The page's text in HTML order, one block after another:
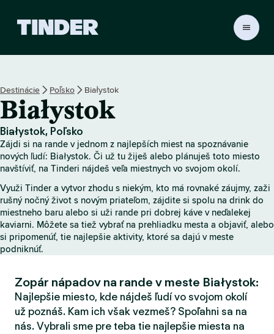
s
k
á
b
r
a
o
v
k
a
T
d
e
r
Destinácie Poľsko Białystok
Białystok
Białystok, Poľsko
Zájdi si na rande v jednom z najlepších miest na spoznávanie
nových ľudí: Białystok. Či už tu žiješ alebo plánuješ toto miesto
navštíviť, na Tinderi nájdeš veľa miestnych vo svojom okolí.
Využi Tinder a vytvor zhodu s niekým, kto má rovnaké záujmy, zaži
rušný nočný život s novým priateľom, zájdite si spolu na drink do
miestneho baru alebo si uži rande pri dobrej káve v neďalekej
kaviarni. Môžete sa tiež vybrať na prehliadku mesta a objaviť, alebo
si pripomenúť, tie najlepšie aktivity, ktoré sa dajú v meste
podniknúť.
Zopár nápadov na rande v meste Białystok:
Najlepšie miesto, kde nájdeš ľudí vo svojom okolí
už poznáš. Kam ich však vezmeš? Spoľahni sa na
nás. Vybrali sme pre teba tie najlepšie miesta na